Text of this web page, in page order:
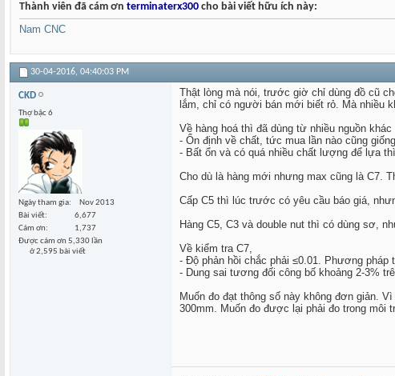
Thành viên đã cám ơn terminaterx300 cho bài viết hữu ích này:
Nam CNC
30-04-2016, 04:40:03 PM
CKD
Thợ bậc 6
Ngày tham gia
Nov 2013
Bài viết
6,677
Cám ơn
1,737
Được cám ơn 5,330 lần
ở 2,595 bài viết
Thật lòng mà nói, trước giờ chỉ dùng đồ cũ
lắm, chỉ có người bán mới biết rỏ. Mà nhiều
Về hàng hoá thì đã dùng từ nhiều nguồn khác
- Ổn định về chất, tức mua lần nào cũng
- Bất ổn và có quá nhiều chất lượng để lựa
Cho dù là hàng mới nhưng max cũng là C7.
Cấp C5 thì lúc trước có yêu cầu báo giá,
Hàng C5, C3 và double nut thì có dùng sơ,
Về kiểm tra C7,
- Độ phản hồi chắc phải ≤0.01. Phương
- Dung sai tương đối công bố khoảng 2-3%
Muốn đo đạt thông số này không đơn giản.
300mm. Muốn đo được lại phải đo trong môi